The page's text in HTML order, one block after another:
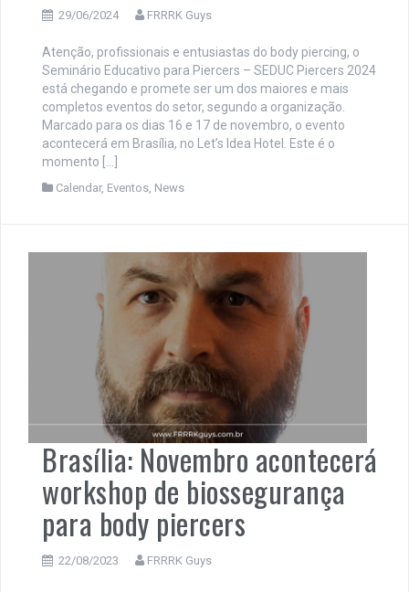
29/06/2024 FRRRK Guys
Atenção, profissionais e entusiastas do body piercing, o
Seminário Educativo para Piercers – SEDUC Piercers 2024
está chegando e promete ser um dos maiores e mais
completos eventos do setor, segundo a organização.
Marcado para os dias 16 e 17 de novembro, o evento
acontecerá em Brasília, no Let’s Idea Hotel. Este é o
momento […]
Calendar, Eventos News
Brasília: Novembro acontecerá
workshop de biossegurança
para body piercers
22/08/2023 FRRRK Guys